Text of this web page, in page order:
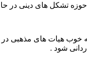
تشکل های دینی در
خوب هیات های مذهبی
شود .